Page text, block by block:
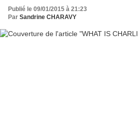
Publié le 09/01/2015 à 21:23
Par Sandrine CHARAVY